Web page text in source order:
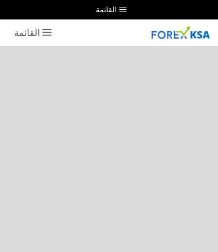
المحتوى
القائمة
القائمة